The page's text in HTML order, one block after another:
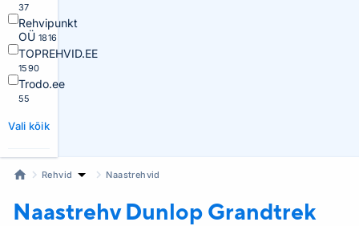
37
Rehvipunkt
OÜ 1816
TOPREHVID.EE
1590
Trodo.ee
55
Vali kõik
Rehvid Naastrehvid
Naastrehv Dunlop Grandtrek